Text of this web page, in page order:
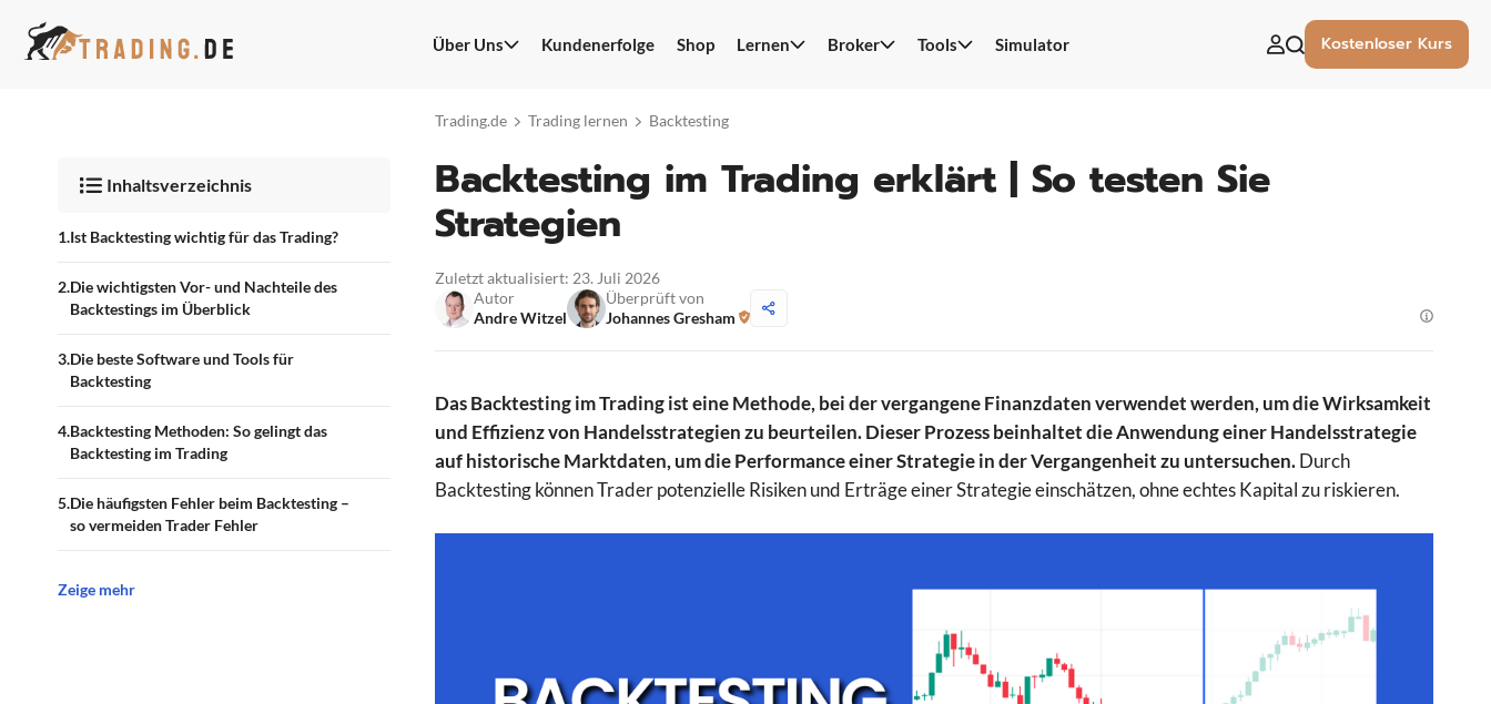
Inhalt
Über Uns Kundenerfolge Shop Lernen Broker Tools Simulator Kostenloser Kurs
Trading.de Trading lernen Backtesting
Backtesting im Trading erklärt | So testen Sie
Strategien
Zuletzt aktualisiert: 23. Juli 2026
Autor
Andre Witzel
Überprüft von
Johannes Gresham
Das Backtesting im Trading ist eine Methode, bei der vergangene Finanzdaten verwendet werden, um die Wirksamkeit
und Effizienz von Handelsstrategien zu beurteilen. Dieser Prozess beinhaltet die Anwendung einer Handelsstrategie
auf historische Marktdaten, um die Performance einer Strategie in der Vergangenheit zu untersuchen.Durch
Backtesting können Trader potenzielle Risiken und Erträge einer Strategie einschätzen, ohne echtes Kapital zu riskieren.
Inhaltsverzeichnis
Ist Backtesting wichtig für das Trading?
Die wichtigsten Vor- und Nachteile des
Backtestings im Überblick
Die beste Software und Tools für
Backtesting
Backtesting Methoden: So gelingt das
Backtesting im Trading
Die häufigsten Fehler beim Backtesting –
so vermeiden Trader Fehler
Zeige mehr